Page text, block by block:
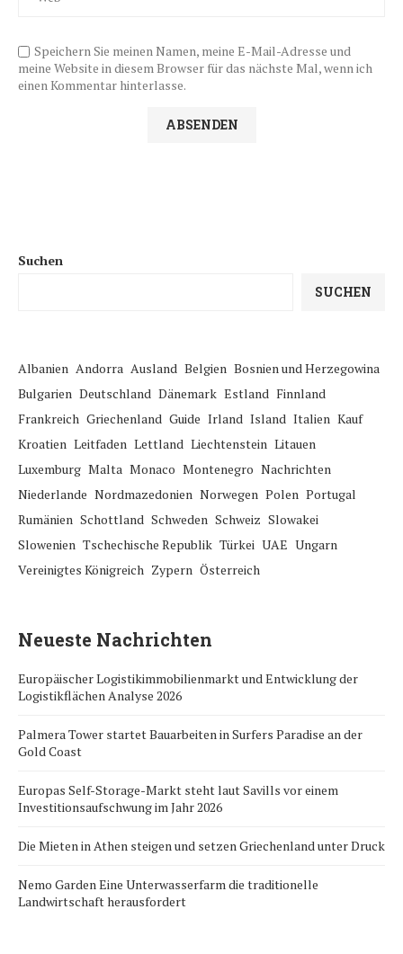
Speichern Sie meinen Namen, meine E-Mail-Adresse und
meine Website in diesem Browser für das nächste Mal, wenn ich
einen Kommentar hinterlasse.
Suchen
SUCHEN
Albanien Andorra Ausland Belgien Bosnien und Herzegowina
Bulgarien Deutschland Dänemark Estland Finnland
Frankreich Griechenland Guide Irland Island Italien Kauf
Kroatien Leitfaden Lettland Liechtenstein Litauen
Luxemburg Malta Monaco Montenegro Nachrichten
Niederlande Nordmazedonien Norwegen Polen Portugal
Rumänien Schottland Schweden Schweiz Slowakei
Slowenien Tschechische Republik Türkei UAE Ungarn
Vereinigtes Königreich Zypern Österreich
Neueste Nachrichten
Europäischer Logistikimmobilienmarkt und Entwicklung der
Logistikflächen Analyse 2026
Palmera Tower startet Bauarbeiten in Surfers Paradise an der
Gold Coast
Europas Self-Storage-Markt steht laut Savills vor einem
Investitionsaufschwung im Jahr 2026
Die Mieten in Athen steigen und setzen Griechenland unter Druck
Nemo Garden Eine Unterwasserfarm die traditionelle
Landwirtschaft herausfordert